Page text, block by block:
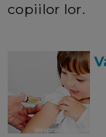
copiilor lor.